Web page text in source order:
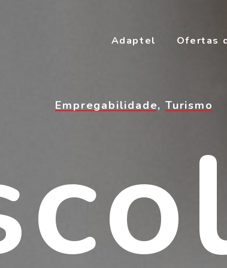
Adaptel Ofertas
Empregabilidade, Turismo